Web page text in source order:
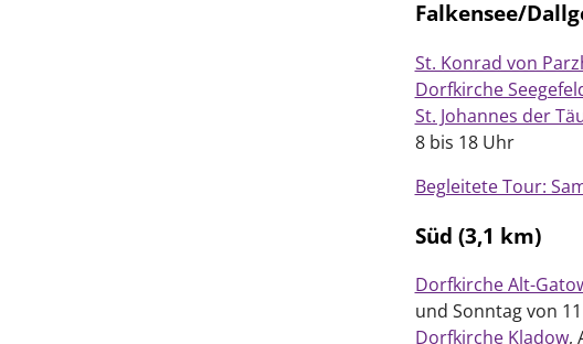
Falkensee/
St. Konrad von
Dorfkirche
St. Johannes der
8 bis 18 Uhr
Begleitete Tour:
Süd (3,1 km)
Dorfkirche Alt-
und Sonntag von
Dorfkirche Kladow,